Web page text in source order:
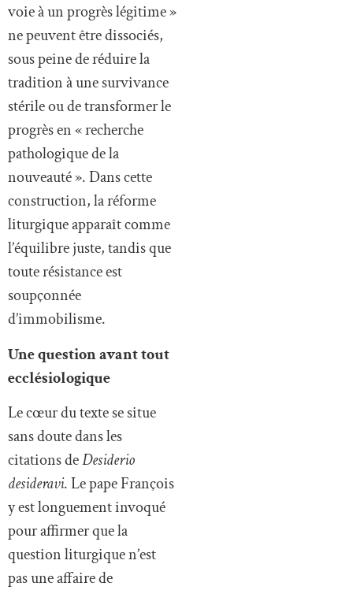
voie à un progrès légitime »
ne peuvent être dissociés,
sous peine de réduire la
tradition à une survivance
stérile ou de transformer le
progrès en « recherche
pathologique de la
nouveauté ». Dans cette
construction, la réforme
liturgique apparaît comme
l’équilibre juste, tandis que
toute résistance est
soupçonnée
d’immobilisme.
Une question avant tout
ecclésiologique
Le cœur du texte se situe
sans doute dans les
citations deDesiderio
desideravi. Le pape François
y est longuement invoqué
pour affirmer que la
question liturgique n’est
pas une affaire de